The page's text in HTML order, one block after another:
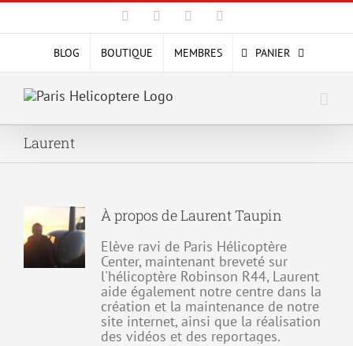
Passer
contenu
Facebook YouTube
BLOG BOUTIQUE MEMBRES PANIER
Laurent
À propos deLaurent Taupin
Elève ravi de Paris Hélicoptère
Center, maintenant breveté sur
l'hélicoptère Robinson R44, Laurent
aide également notre centre dans la
création et la maintenance de notre
site internet, ainsi que la réalisation
des vidéos et des reportages.